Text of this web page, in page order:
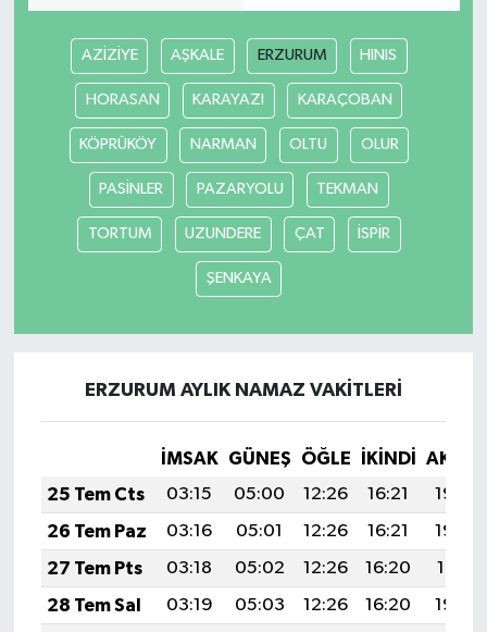
AZİZİYE AŞKALE ERZURUM HINIS
HORASAN KARAYAZI KARAÇOBAN
KÖPRÜKÖY NARMAN OLTU OLUR
PASİNLER PAZARYOLU TEKMAN
TORTUM UZUNDERE ÇAT İSPİR
ŞENKAYA
ERZURUM AYLIK NAMAZ VAKITLERI
İMSAK GÜNEŞ ÖĞLE İKINDI
25 Tem Cts
03:15 05:00 12:26 16:21
19:43
26 Tem Paz
03:16 05:01 12:26 16:21
19:42
27 Tem Pts
03:18 05:02 12:26 16:20
19:41
28 Tem Sal
03:19 05:03 12:26 16:20
19:40